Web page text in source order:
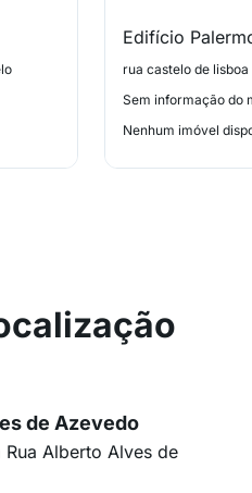
Edifício
rua castelo de
Sem informação do
Nenhum imóvel
de Azevedo
Alberto Alves de